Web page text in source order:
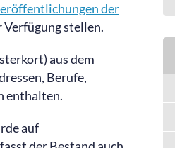
der
Verfügung stellen.
aus dem
Berufe,
enthalten.
auf